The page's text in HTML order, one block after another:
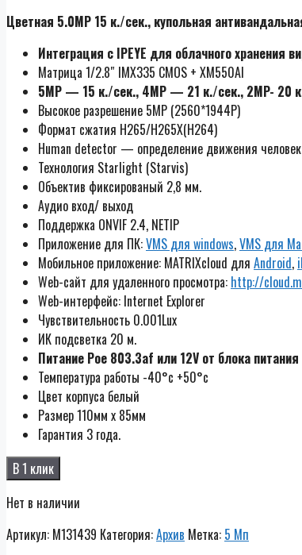
Цветная 5.0MP 15 к./сек., купольная
Интеграция с IPEYE для облачного хранения
Матрица 1/2.8″ IMX335 CMOS + XM550AI
5MP — 15 к./сек., 4MP — 21 к./сек., 2MP- 20
Высокое разрешение 5МР (2560*1944Р)
Формат сжатия H265/H265X(H264)
Human detector — определение движения
Технология Starlight (Starvis)
Объектив фиксированый 2,8 мм.
Аудио вход/ выход
Поддержка ONVIF 2.4, NETIP
Приложение для ПК:VMS для windows,VMS для
Мобильное приложение: MATRIXcloud для Android,
Web-сайт для удаленного просмотра: http://
Web-интерфейс: Internet Explorer
Чувствительность 0.001Lux
ИК подсветка 20 м.
Питание Poe 803.3af или 12V от блока
Температура работы -40°с +50°с
Цвет корпуса белый
Размер 110мм х 85мм
Гарантия 3 года.
В 1 клик
Нет в наличии
Артикул: M131439 Категория:Архив Метка: 5 Мп